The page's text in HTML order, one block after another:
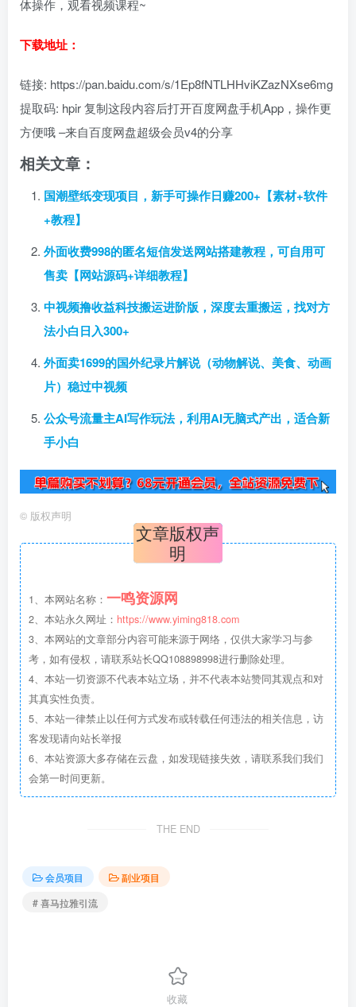
体操作，观看视频课程~
下载地址：
链接: https://pan.baidu.com/s/1Ep8fNTLHHviKZazNXse6mg
提取码: hpir 复制这段内容后打开百度网盘手机App，操作更
方便哦 –来自百度网盘超级会员v4的分享
相关文章：
国潮壁纸变现项目，新手可操作日赚200+【素材+软件
+教程】
外面收费998的匿名短信发送网站搭建教程，可自用可
售卖【网站源码+详细教程】
中视频撸收益科技搬运进阶版，深度去重搬运，找对方
法小白日入300+
外面卖1699的国外纪录片解说（动物解说、美食、动画
片）稳过中视频
公众号流量主AI写作玩法，利用AI无脑式产出，适合新
手小白
© 版权声明
文章版权声
明
1、本网站名称： 一鸣资源网
2、本站永久网址： https://www.yiming818.com
3、本网站的文章部分内容可能来源于网络，仅供大家学习与参
考，如有侵权，请联系站长QQ108898998进行删除处理。
4、本站一切资源不代表本站立场，并不代表本站赞同其观点和对
其真实性负责。
5、本站一律禁止以任何方式发布或转载任何违法的相关信息，访
客发现请向站长举报
6、本站资源大多存储在云盘，如发现链接失效，请联系我们我们
会第一时间更新。
THE END
会员项目
副业项目
# 喜马拉雅引流
收藏